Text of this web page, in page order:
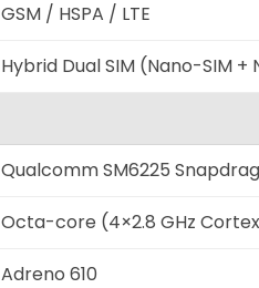
GSM / HSPA / LTE
Hybrid Dual SIM (Nano-SIM +
Qualcomm SM6225
Octa-core (4×2.8 GHz
Adreno 610